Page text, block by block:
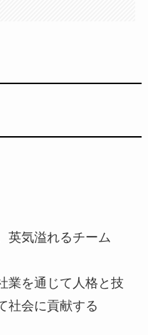
英気溢れるチーム
業を通じて人格と技
社会に貢献する